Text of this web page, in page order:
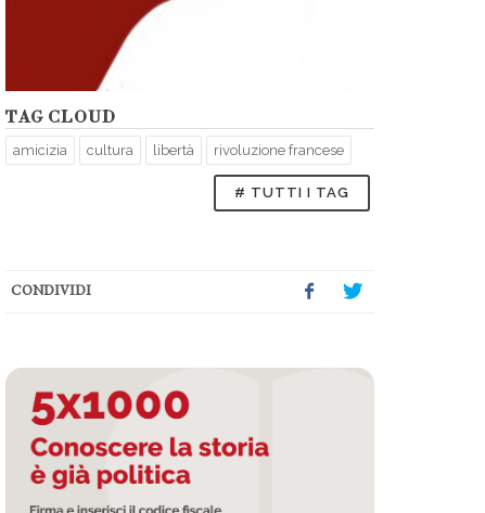
TAG CLOUD
amicizia cultura libertà rivoluzione francese
# TUTTI I TAG
CONDIVIDI